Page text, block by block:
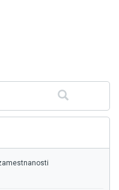
Hľadať